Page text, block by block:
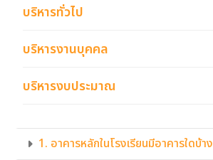
บริหารทั่วไป
บริหารงานบุคคล
บริหารงบประมาณ
1. อาคารหลักในโรงเรียนมีอาคารใดบ้าง